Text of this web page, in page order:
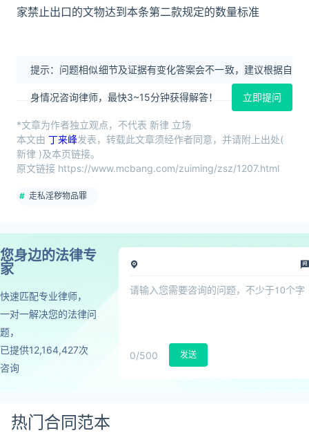
家禁止出口的文物达到本条第二款规定的数量标准
提示：问题相似细节及证据有变化答案会不一致，建议根据自
身情况咨询律师，最快3~15分钟获得解答！ 立即提问
*文章为作者独立观点，不代表 新律 立场
本文由 丁来峰发表，转载此文章须经作者同意，并请附上出处(
新律 )及本页链接。
原文链接 https://www.mcbang.com/zuiming/zsz/1207.html
走私淫秽物品罪
您身边的法律专
家
快速匹配专业律师，
一对一解决您的法律问
题，
已提供12,164,427次
咨询
0/500 发送
热门合同范本